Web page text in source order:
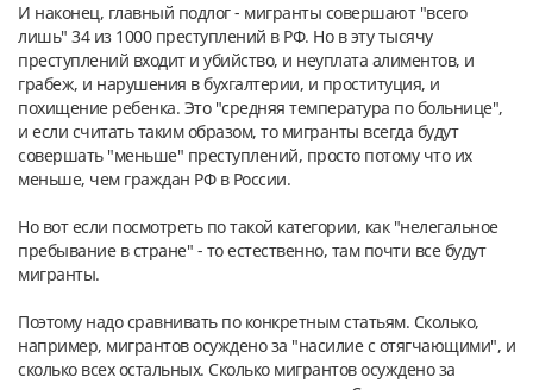
И наконец, главный подлог - мигранты совершают "всего
лишь" 34 из 1000 преступлений в РФ. Но в эту тысячу
преступлений входит и убийство, и неуплата алиментов, и
грабеж, и нарушения в бухгалтерии, и проституция, и
похищение ребенка. Это "средняя температура по больнице",
и если считать таким образом, то мигранты всегда будут
совершать "меньше" преступлений, просто потому что их
меньше, чем граждан РФ в России.
Но вот если посмотреть по такой категории, как "нелегальное
пребывание в стране" - то естественно, там почти все будут
мигранты.
Поэтому надо сравнивать по конкретным статьям. Сколько,
например, мигрантов осуждено за "насилие с отягчающими", и
сколько всех остальных. Сколько мигрантов осуждено за